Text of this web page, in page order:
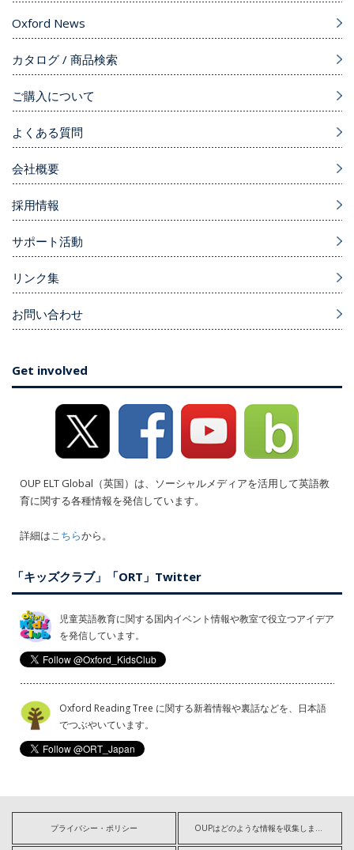
Oxford News
カタログ / 商品検索
ご購入について
よくある質問
会社概要
採用情報
サポート活動
リンク集
お問い合わせ
Get involved
OUP ELT Global（英国）は、ソーシャルメディアを活用して英語教
育に関する各種情報を発信しています。
詳細はこちらから。
「キッズクラブ」「ORT」Twitter
児童英語教育に関する国内イベント情報や教室で役立つアイデア
を発信しています。
Oxford Reading Tree に関する新着情報や裏話などを、日本語
でつぶやいています。
プライバシー・ポリシー OUPはどのような情報を収集しますか?